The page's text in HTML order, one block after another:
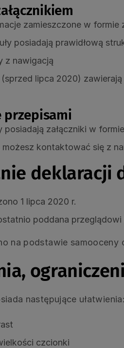
zamieszczone w
posiadają prawidłową
z nawigacją
(sprzed lipca 2020)
przepisami
załączniki w
kontaktować się z
deklaracji
1 lipca 2020 r.
poddana
na podstawie
następujące ułatwienia:
czcionki